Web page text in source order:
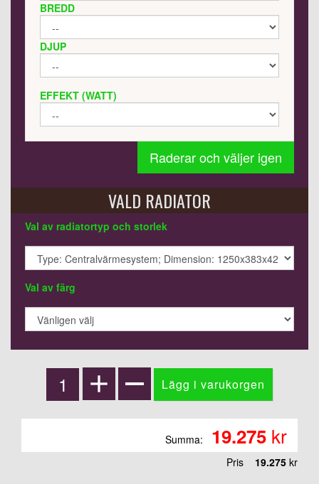
BREDD
DJUP
EFFEKT (WATT)
Raderar och väljer igen
VALD RADIATOR
Val av radiatortyp och storlek
Val av färg
Summa: 19.275 kr
Pris 19.275 kr